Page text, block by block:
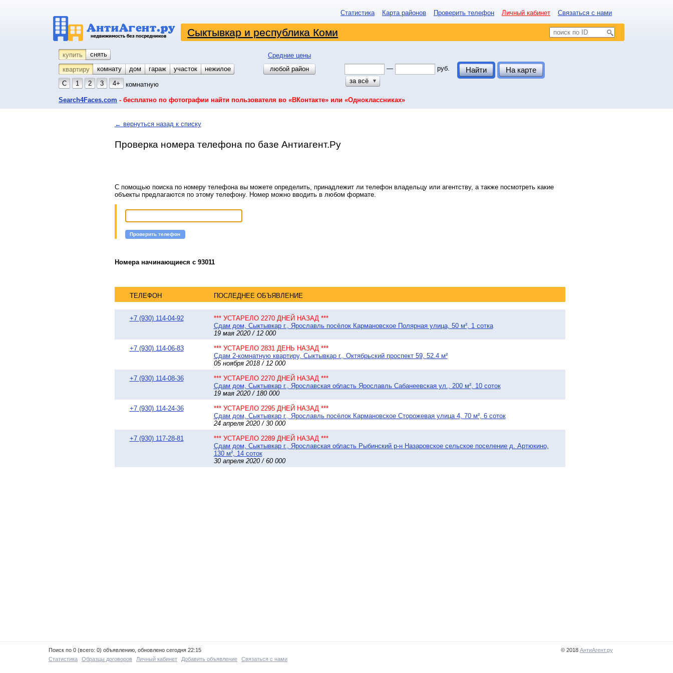
Статистика Карта районов Проверить телефон Личный кабинет Связаться с нами
Сыктывкар и республика Коми
купить снять
Средние цены
квартиру
комнату койко-место
дом гараж участок
нежилое
С
1 2 3 4+ комнатную
любой район —
руб.
за всё
▼
Найти На карте
Search4Faces.com - бесплатно по фотографии найти пользователя во «ВКонтакте» или «Одноклассниках»
← вернуться назад к списку
Проверка номера телефона по базе Антиагент.Ру
С помощью поиска по номеру телефона вы можете определить, принадлежит ли телефон владельцу или агентству, а также посмотреть какие
объекты предлагаются по этому телефону. Номер можно вводить в любом формате.
Проверить телефон
Номера начинающиеся с 93011
ТЕЛЕФОН ПОСЛЕДНЕЕ ОБЪЯВЛЕНИЕ
+7 (930) 114-04-92
*** УСТАРЕЛО 2270 ДНЕЙ НАЗАД ***
Сдам дом, Сыктывкар г., Ярославль посёлок Кармановское Полярная улица, 50 м², 1 сотка
19 мая 2020 / 12 000
+7 (930) 114-06-83
*** УСТАРЕЛО 2831 ДЕНЬ НАЗАД ***
Сдам 2-комнатную квартиру, Сыктывкар г., Октябрьский проспект 59, 52.4 м²
05 ноября 2018 / 12 000
+7 (930) 114-08-36
*** УСТАРЕЛО 2270 ДНЕЙ НАЗАД ***
Сдам дом, Сыктывкар г., Ярославская область Ярославль Сабанеевская ул., 200 м², 10 соток
19 мая 2020 / 180 000
+7 (930) 114-24-36
*** УСТАРЕЛО 2295 ДНЕЙ НАЗАД ***
Сдам дом, Сыктывкар г., Ярославль посёлок Кармановское Сторожевая улица 4, 70 м², 6 соток
24 апреля 2020 / 30 000
+7 (930) 117-28-81
*** УСТАРЕЛО 2289 ДНЕЙ НАЗАД ***
Сдам дом, Сыктывкар г., Ярославская область Рыбинский р-н Назаровское сельское поселение д. Артюкино,
130 м², 14 соток
30 апреля 2020 / 60 000
Поиск по 0 (всего: 0) объявлению, обновлено сегодня 22:15
Статистика
Образцы договоров Личный кабинет Добавить объявление Связаться с нами
© 2018 АнтиАгент.ру